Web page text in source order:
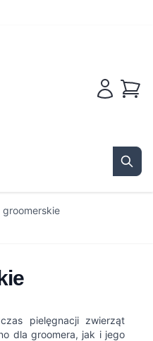
pielęgnacji zwierząt
dla groomera, jak i jego